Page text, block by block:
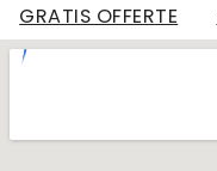
GRATIS OFFERTE